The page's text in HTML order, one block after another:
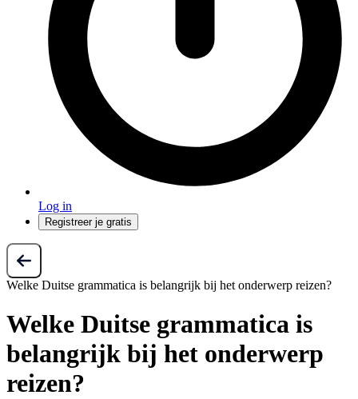
Log in
Registreer je gratis
Welke Duitse grammatica is belangrijk bij het onderwerp reizen?
Welke Duitse grammatica is
belangrijk bij het onderwerp
reizen?